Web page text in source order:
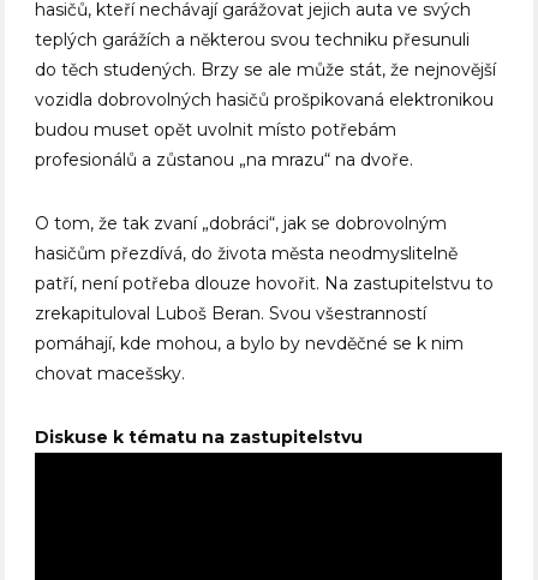
hasičů, kteří nechávají garážovat jejich auta ve svých
teplých garážích a některou svou techniku přesunuli
do těch studených. Brzy se ale může stát, že nejnovější
vozidla dobrovolných hasičů prošpikovaná elektronikou
budou muset opět uvolnit místo potřebám
profesionálů a zůstanou „na mrazu“ na dvoře.
O tom, že tak zvaní „dobráci“, jak se dobrovolným
hasičům přezdívá, do života města neodmyslitelně
patří, není potřeba dlouze hovořit. Na zastupitelstvu to
zrekapituloval Luboš Beran. Svou všestranností
pomáhají, kde mohou, a bylo by nevděčné se k nim
chovat macešsky.
Diskuse k tématu na zastupitelstvu